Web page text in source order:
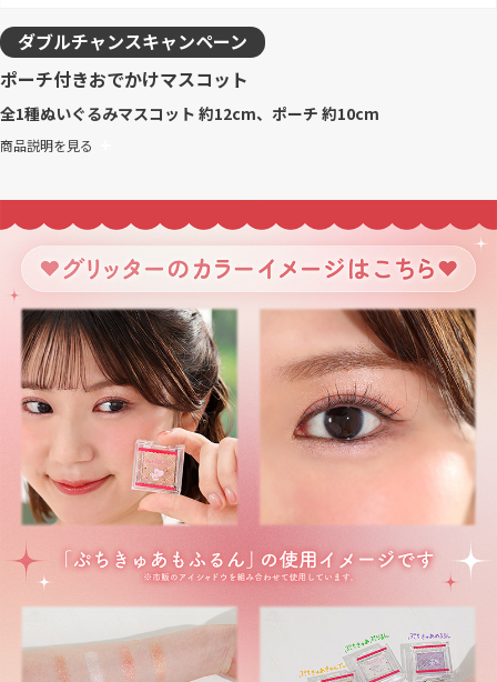
ダブルチャンスキャンペーン
ポーチ付きおでかけマスコット
全1種ぬいぐるみマスコット 約12cm、ポーチ 約10cm
商品説明を見る